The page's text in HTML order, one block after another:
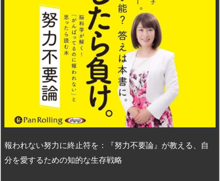
報われない努力に終止符を：『努力不要論』が教える、自
分を愛するための知的な生存戦略